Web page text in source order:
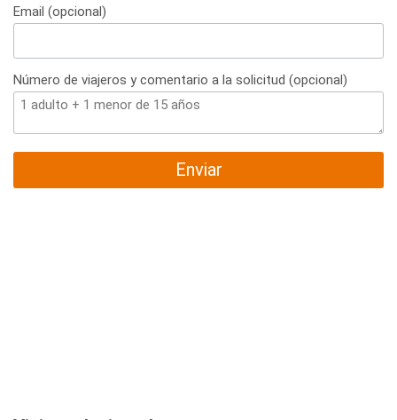
Email (opcional)
Número de viajeros y comentario a la solicitud (opcional)
Enviar